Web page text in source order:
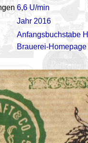
6,6 U/min
Jahr 2016
Anfangsbuchstabe H
Brauerei-Homepage